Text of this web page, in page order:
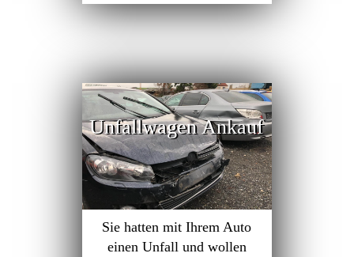
Unfallwagen Ankauf
Sie hatten mit Ihrem Auto
einen Unfall und wollen